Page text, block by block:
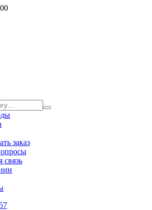
заказ
связь